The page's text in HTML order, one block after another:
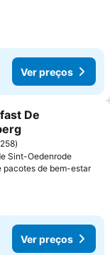
Ver preços
favoritos
De
258
Sint-Oedenrode
pacotes de bem-estar
Ver preços